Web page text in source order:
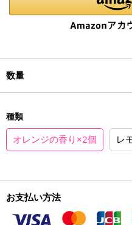
数量
種類
オレンジの香り×2個 レ
お支払い方法